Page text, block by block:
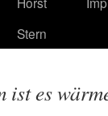
Stern
ist es